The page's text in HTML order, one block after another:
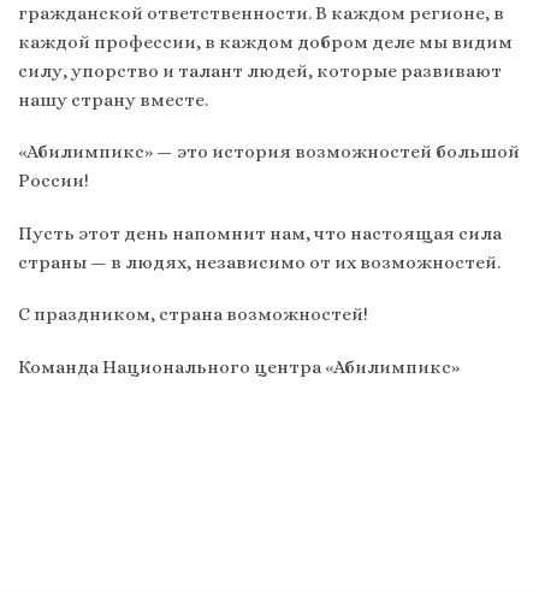
гражданской ответственности. В каждом регионе, в
каждой профессии, в каждом добром деле мы видим
силу, упорство и талант людей, которые развивают
нашу страну вместе.
«Абилимпикс» — это история возможностей большой
России!
Пусть этот день напомнит нам, что настоящая сила
страны — в людях, независимо от их возможностей.
С праздником, страна возможностей!
Команда Национального центра «Абилимпикс»